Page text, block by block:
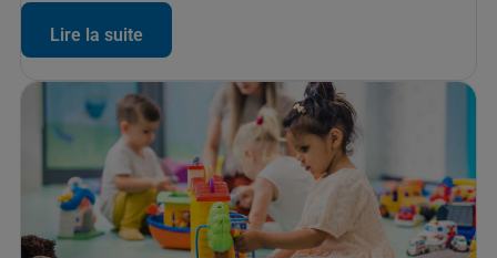
Lire la suite